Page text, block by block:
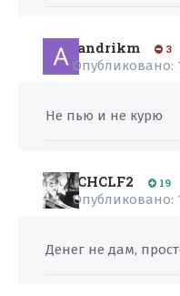
andrikm 3
Опубликовано:
Не пью и не курю
CHCLF2 19
Опубликовано:
Денег не дам,